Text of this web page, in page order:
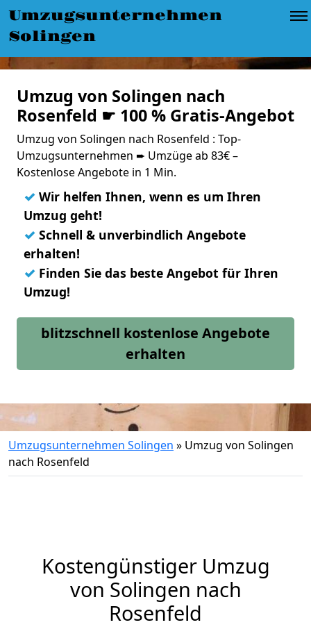
Umzugsunternehmen
Solingen
Umzug von Solingen nach
Rosenfeld ☛ 100 % Gratis-Angebot
Umzug von Solingen nach Rosenfeld : Top-
Umzugsunternehmen ➨ Umzüge ab 83€ –
Kostenlose Angebote in 1 Min.
✓ Wir helfen Ihnen, wenn es um Ihren
Umzug geht!
✓ Schnell & unverbindlich Angebote
erhalten!
✓ Finden Sie das beste Angebot für Ihren
Umzug!
blitzschnell kostenlose Angebote
erhalten
Umzugsunternehmen Solingen » Umzug von Solingen
nach Rosenfeld
Kostengünstiger Umzug
von Solingen nach
Rosenfeld